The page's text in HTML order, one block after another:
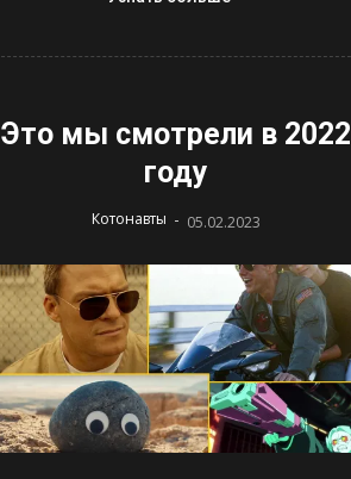
Это мы смотрели в 2022
году
Котонавты - 05.02.2023